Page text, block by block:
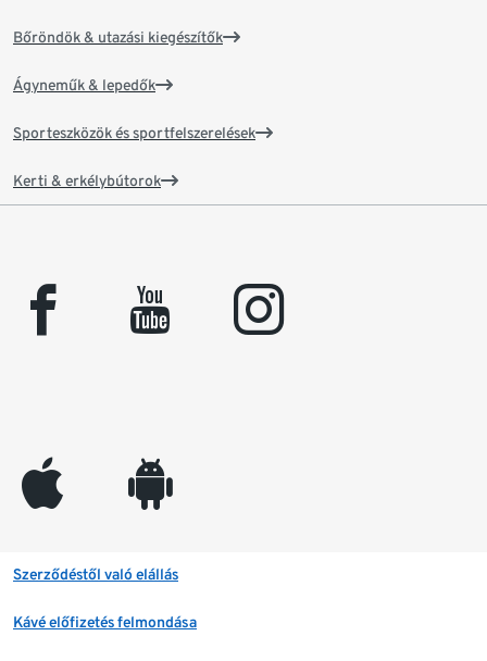
Bőröndök & utazási kiegészítők
Ágyneműk & lepedők
Sporteszközök és sportfelszerelések
Kerti & erkélybútorok
facebook youtube instagram
appleinc android
Szerződéstől való elállás
Kávé előfizetés felmondása